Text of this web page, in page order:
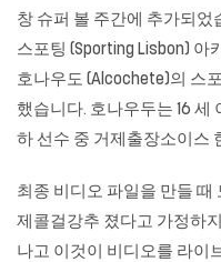
창 슈퍼 볼 주간에 추가되
스포팅 (Sporting Lisbon) 아
호나우도 (Alcochete)의 스
했습니다. 호나우두는 16 세
하 선수 중 거제출장소이스
최종 비디오 파일을 만들 때
제콜걸강추 졌다고 가정하
나고 이것이 비디오를 라이